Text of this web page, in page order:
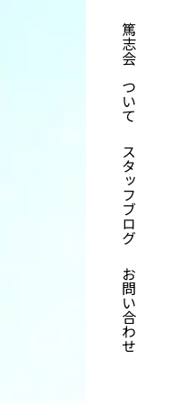
篤志会について
スタッフブログ
お問い合わせ